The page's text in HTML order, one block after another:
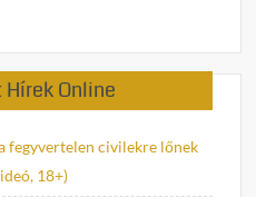
Online
fegyvertelen civilekre lőnek
18+)